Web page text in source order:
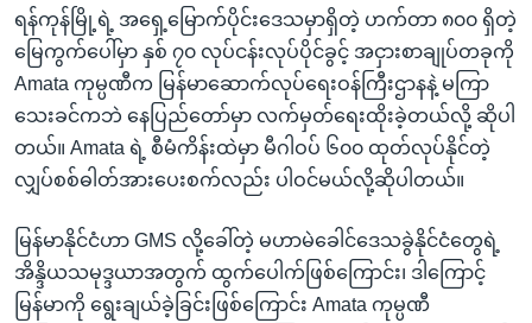
ရန်ကုန်မြို့ရဲ့ အရှေ့မြောက်ပိုင်းဒေသမှာရှိတဲ့ ဟက်တာ ၈၀၀ ရှိတဲ့
မြေကွက်ပေါ်မှာ နှစ် ၇၀ လုပ်ငန်းလုပ်ပိုင်ခွင့် အငှားစာချုပ်တခုကို
Amata ကုမ္ပဏီက မြန်မာဆောက်လုပ်ရေးဝန်ကြီးဌာနနဲ့ မကြာ
သေးခင်ကဘဲ နေပြည်တော်မှာ လက်မှတ်ရေးထိုးခဲ့တယ်လို့ ဆိုပါ
တယ်။ Amata ရဲ့ စီမံကိန်းထဲမှာ မီဂါဝပ် ၆၀၀ ထုတ်လုပ်နိုင်တဲ့
လျှပ်စစ်ဓါတ်အားပေးစက်လည်း ပါဝင်မယ်လို့ဆိုပါတယ်။
မြန်မာနိုင်ငံဟာ GMS လို့ခေါ်တဲ့ မဟာမဲခေါင်ဒေသခွဲနိုင်ငံတွေရဲ့
အိန္ဒိယသမုဒ္ဒယာအတွက် ထွက်ပေါက်ဖြစ်ကြောင်း၊ ဒါကြောင့်
မြန်မာကို ရွေးချယ်ခဲ့ခြင်းဖြစ်ကြောင်း Amata ကုမ္ပဏီ